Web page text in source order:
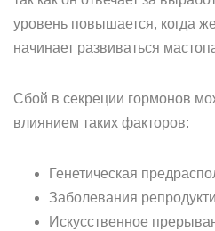
уровень повышается, когда
начинает развиваться
Сбой в секреции гормонов
влиянием таких факторов:
Генетическая
Заболевания
Искусственное